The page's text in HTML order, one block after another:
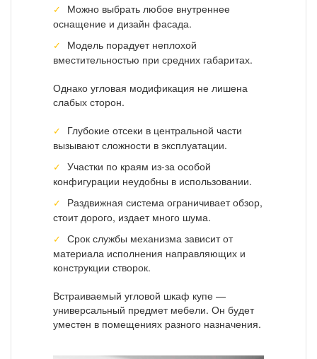
Можно выбрать любое внутреннее
оснащение и дизайн фасада.
Модель порадует неплохой
вместительностью при средних габаритах.
Однако угловая модификация не лишена
слабых сторон.
Глубокие отсеки в центральной части
вызывают сложности в эксплуатации.
Участки по краям из-за особой
конфигурации неудобны в использовании.
Раздвижная система ограничивает обзор,
стоит дорого, издает много шума.
Срок службы механизма зависит от
материала исполнения направляющих и
конструкции створок.
Встраиваемый угловой шкаф купе —
универсальный предмет мебели. Он будет
уместен в помещениях разного назначения.